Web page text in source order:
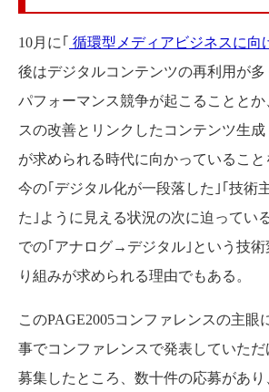
10月に｢ 循環型メディアビジネスに向
後はデジタルコンテンツの再利用が
パフォーマンス競争が起こることと
スの改善とリンクしたコンテンツ生
が求められる時代に向かっているこ
今の｢デジタル化が一段落した｣｢技術
た｣ように見える状況の次に迫ってい
での｢アナログ→デジタル｣という技術
り組みが求められる理由でもある。
このPAGE2005コンファレンスの主眼
事でコンファレンスで発表していた
募集したところ、数十件の応募があ